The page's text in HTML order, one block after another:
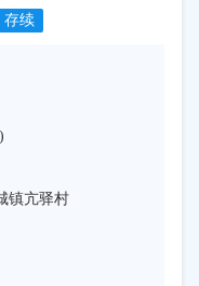
存续
镇亢驿村